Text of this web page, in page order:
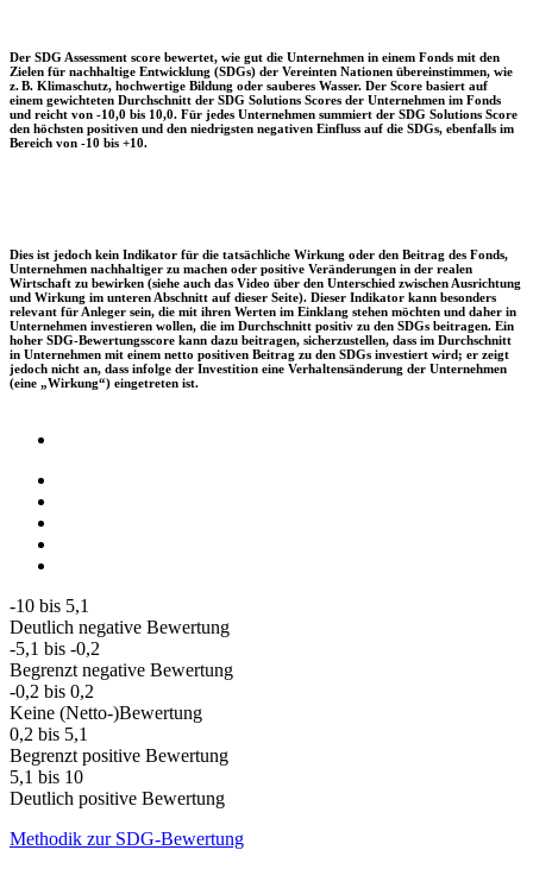
Der SDG Assessment score bewertet, wie gut die Unternehmen in einem Fonds mit den
Zielen für nachhaltige Entwicklung (SDGs) der Vereinten Nationen übereinstimmen, wie
z. B. Klimaschutz, hochwertige Bildung oder sauberes Wasser. Der Score basiert auf
einem gewichteten Durchschnitt der SDG Solutions Scores der Unternehmen im Fonds
und reicht von -10,0 bis 10,0. Für jedes Unternehmen summiert der SDG Solutions Score
den höchsten positiven und den niedrigsten negativen Einfluss auf die SDGs, ebenfalls im
Bereich von -10 bis +10.
Dies ist jedoch kein Indikator für die tatsächliche Wirkung oder den Beitrag des Fonds,
Unternehmen nachhaltiger zu machen oder positive Veränderungen in der realen
Wirtschaft zu bewirken (siehe auch das Video über den Unterschied zwischen Ausrichtung
und Wirkung im unteren Abschnitt auf dieser Seite). Dieser Indikator kann besonders
relevant für Anleger sein, die mit ihren Werten im Einklang stehen möchten und daher in
Unternehmen investieren wollen, die im Durchschnitt positiv zu den SDGs beitragen. Ein
hoher SDG-Bewertungsscore kann dazu beitragen, sicherzustellen, dass im Durchschnitt
in Unternehmen mit einem netto positiven Beitrag zu den SDGs investiert wird; er zeigt
jedoch nicht an, dass infolge der Investition eine Verhaltensänderung der Unternehmen
(eine „Wirkung“) eingetreten ist.
-10 bis 5,1
Deutlich negative Bewertung
-5,1 bis -0,2
Begrenzt negative Bewertung
-0,2 bis 0,2
Keine (Netto-)Bewertung
0,2 bis 5,1
Begrenzt positive Bewertung
5,1 bis 10
Deutlich positive Bewertung
Methodik zur SDG-Bewertung